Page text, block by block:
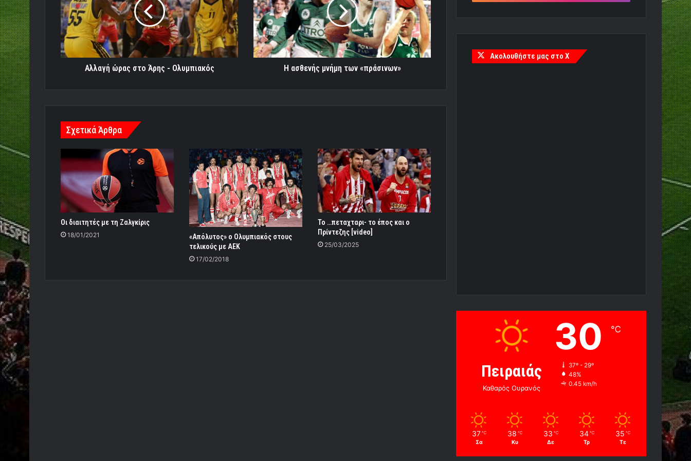
Άρης
-
Ολυμπιακός
Αλλαγή ώρας στο Άρης - Ολυμπιακός
των
«πράσινων»
Η ασθενής μνήμη των «πράσινων»
Σχετικά Άρθρα
Οι διαιτητές με τη Ζαλγκίρις
18/01/2021
«Απόλυτος» ο Ολυμπιακός στους
τελικούς με ΑΕΚ
17/02/2018
To …πεταχταρι- το έπος και ο
Πρίντεζης [video]
25/03/2025
Ακολουθήστε μας στο X
Πειραιάς
Καθαρός Ουρανός
30 ℃
37º - 29º
48%
0.45 km/h
37 ℃
Σα
38 ℃
Κυ
33 ℃
Δε
34 ℃
Τρ
35 ℃
Τε